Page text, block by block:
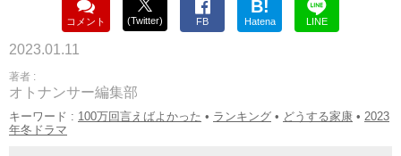
コメント (Twitter) FB
B!
Hatena LINE
2023.01.11
著者 :
オトナンサー編集部
キーワード : 100万回言えばよかった • ランキング • どうする家康 • 2023
年冬ドラマ